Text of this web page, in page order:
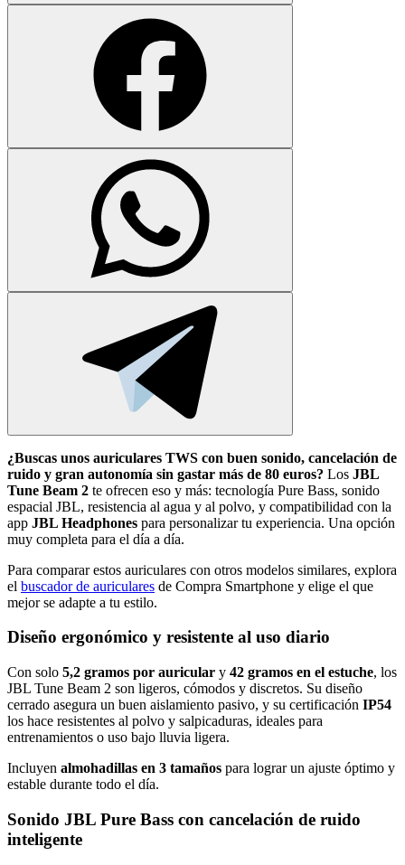
¿Buscas unos auriculares TWS con buen sonido, cancelación de
ruido y gran autonomía sin gastar más de 80 euros? Los JBL
Tune Beam 2 te ofrecen eso y más: tecnología Pure Bass, sonido
espacial JBL, resistencia al agua y al polvo, y compatibilidad con la
app JBL Headphones para personalizar tu experiencia. Una opción
muy completa para el día a día.
Para comparar estos auriculares con otros modelos similares, explora
el buscador de auriculares de Compra Smartphone y elige el que
mejor se adapte a tu estilo.
Diseño ergonómico y resistente al uso diario
Con solo 5,2 gramos por auricular y 42 gramos en el estuche, los
JBL Tune Beam 2 son ligeros, cómodos y discretos. Su diseño
cerrado asegura un buen aislamiento pasivo, y su certificación IP54
los hace resistentes al polvo y salpicaduras, ideales para
entrenamientos o uso bajo lluvia ligera.
Incluyen almohadillas en 3 tamaños para lograr un ajuste óptimo y
estable durante todo el día.
Sonido JBL Pure Bass con cancelación de ruido
inteligente